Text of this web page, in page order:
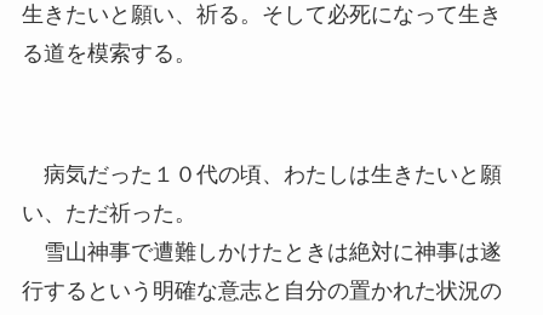
生きたいと願い、祈る。そして必死になって生き
る道を模索する。
病気だった１０代の頃、わたしは生きたいと願
い、ただ祈った。
雪山神事で遭難しかけたときは絶対に神事は遂
行するという明確な意志と自分の置かれた状況の